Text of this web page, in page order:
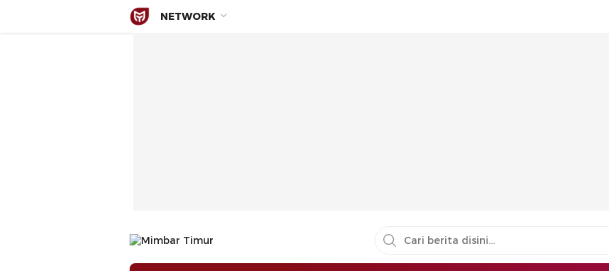
NETWORK
Mimbar Timur
Media Berjaringan Indonesia Timur